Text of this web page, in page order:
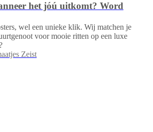
het jóú uitkomt? Word
wel een unieke klik. Wij matchen je
voor mooie ritten op een luxe
Zeist